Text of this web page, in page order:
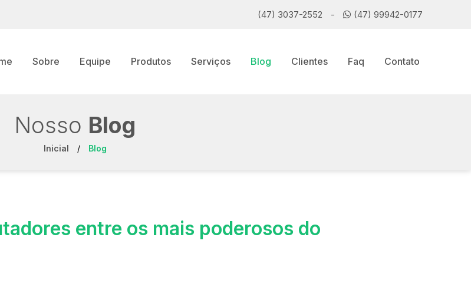
(47) 3037-2552 - (47) 99942-0177
Sobre Equipe Produtos Serviços Blog Clientes Faq Contato
Nosso Blog
Inicial / Blog
entre os mais poderosos do